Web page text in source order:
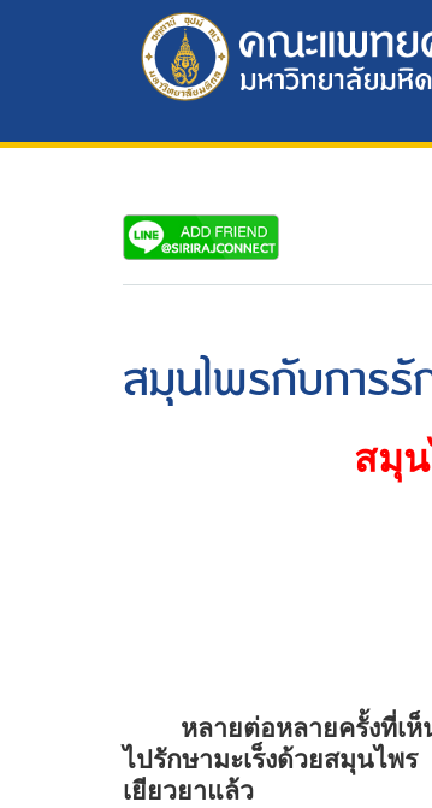
สมุนไพรกับการรั
สมุน
หลายต่อหลายครั้งที่เ
ไปรักษามะเร็งด้วยสมุนไพร
เยียวยาแล้ว